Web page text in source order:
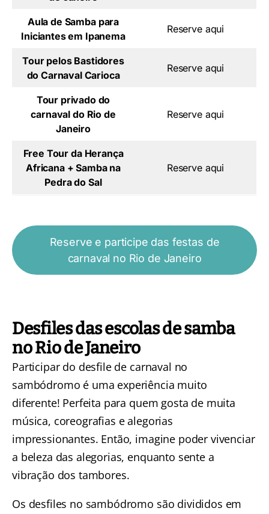
Aula de Samba para
Iniciantes em Ipanema
Reserve aqui
Tour pelos Bastidores
do Carnaval Carioca
Reserve aqui
Tour privado do
carnaval do Rio de
Janeiro
Reserve aqui
Free Tour da Herança
Africana + Samba na
Pedra do Sal
Reserve aqui
Reserve e participe das festas de
carnaval no Rio de Janeiro
Desfiles das escolas de samba
no Rio de Janeiro
Participar do desfile de carnaval no
sambódromo é uma experiência muito
diferente! Perfeita para quem gosta de muita
música, coreografias e alegorias
impressionantes. Então, imagine poder vivenciar
a beleza das alegorias, enquanto sente a
vibração dos tambores.
Os desfiles no sambódromo são divididos em